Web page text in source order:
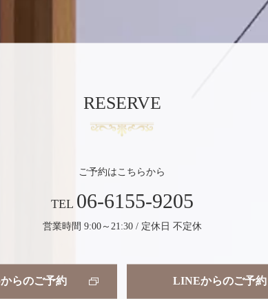
RESERVE
ご予約はこちらから
TEL 06-6155-9205
営業時間 9:00～21:30 / 定休日 不定休
らのご予約 LINEからのご予約